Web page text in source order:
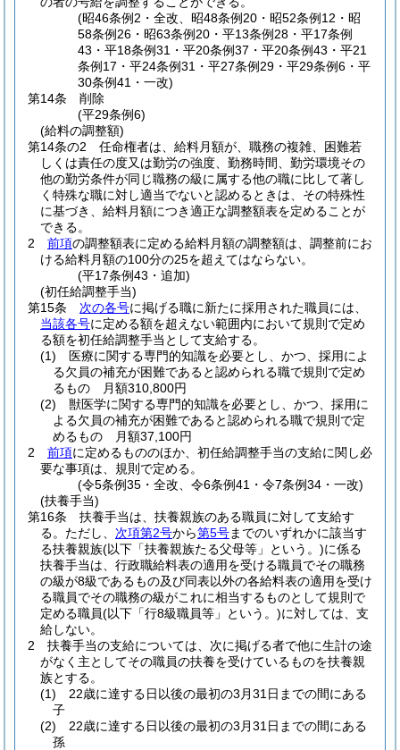
(昭46条例2・全改、昭48条例20・昭52条例12・昭
58条例26・昭63条例20・平13条例28・平17条例
43・平18条例31・平20条例37・平20条例43・平21
条例17・平24条例31・平27条例29・平29条例6・平
30条例41・一改)
第14条
削除
(平29条例6)
(給料の調整額)
第14条の2
任命権者は、給料月額が、職務の複雑、困難若
しくは責任の度又は勤労の強度、勤務時間、勤労環境その
他の勤労条件が同じ職務の級に属する他の職に比して著し
く特殊な職に対し適当でないと認めるときは、その特殊性
に基づき、給料月額につき適正な調整額表を定めることが
できる。
2
前項の調整額表に定める給料月額の調整額は、調整前にお
ける給料月額の100分の25を超えてはならない。
(平17条例43・追加)
(初任給調整手当)
第15条
次の各号に掲げる職に新たに採用された職員には、
当該各号に定める額を超えない範囲内において規則で定め
る額を初任給調整手当として支給する。
(1)
医療に関する専門的知識を必要とし、かつ、採用によ
る欠員の補充が困難であると認められる職で規則で定め
るもの 月額310,800円
(2)
獣医学に関する専門的知識を必要とし、かつ、採用に
よる欠員の補充が困難であると認められる職で規則で定
めるもの 月額37,100円
2
前項に定めるもののほか、初任給調整手当の支給に関し必
要な事項は、規則で定める。
(令5条例35・全改、令6条例41・令7条例34・一改)
(扶養手当)
第16条
扶養手当は、扶養親族のある職員に対して支給す
る。 ただし、 次項第2号から第5号までのいずれかに該当す
る扶養親族(以下「扶養親族たる父母等」という。)に係る
扶養手当は、行政職給料表の適用を受ける職員でその職務
の級が8級であるもの及び同表以外の各給料表の適用を受け
る職員でその職務の級がこれに相当するものとして規則で
定める職員(以下「行8級職員等」という。)に対しては、支
給しない。
2
扶養手当の支給については、次に掲げる者で他に生計の途
がなく主としてその職員の扶養を受けているものを扶養親
族とする。
(1)
22歳に達する日以後の最初の3月31日までの間にある
子
(2)
22歳に達する日以後の最初の3月31日までの間にある
孫